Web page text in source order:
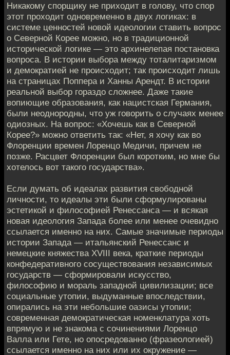
Никакому спорщику не приходит в голову, что спор
этот проходит одновременно в двух логиках: в
системе ценностей новой идеологии ставить вопрос
о Северной Корее можно, но в традиционной
исторической логике — это архинелепая постановка
вопроса. В истории выбора между тоталитаризмом
и демократией не происходит; так происходит лишь
на страницах Поппера и Ханны Арендт. В истории
реальной выбор гораздо сложнее. Даже такие
вопиющие образования, как нацистская Германия,
были неоднородны, что уж говорить о случаях менее
одиозных. На вопрос: «Хочешь как в Северной
Корее?» можно ответить так: «Нет, я хочу как во
Флоренции времен Лоренцо Медичи, причем не
позже. Расцвет Флоренции был коротким, но мне бы
хотелось вот такого государства».
Если думать об идеалах развития свободной
личности, то идеалы эти были сформулированы
эстетикой и философией Ренессанса — и всякая
новая идеология Запада более или менее очевидно
ссылается именно на них. Самые значимые периоды
истории Запада — итальянский Ренессанс и
немецкие княжества XVIII века, краткие периоды
конфедеративного сосуществования независимых
государств — сформировали искусство,
философию и мораль западной цивилизации; все
социальные утопии, выдуманные впоследствии,
опирались на эти небольшие оазисы утопии;
современная демократическая номенклатура хоть
впрямую и не знакома с сочинениями Лоренцо
Валла или Гете, но опосредованно (фразеологией)
ссылается именно на них или их окружение —